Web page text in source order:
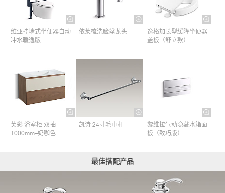
维亚挂墙式坐便器自动
冲水暖逸版
依莱梳洗脸盆龙头
逸格加长型缓降坐便器
盖板（舒立款）
芙彩 浴室柜 双抽
1000mm–奶咖色
凯诗 24寸毛巾杆​
黎维拉气动隐藏水箱面
板（致巧版）
最佳搭配产品